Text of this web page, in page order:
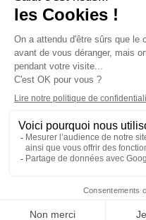
Boulevard
11000
POLITIQUE
POLITIQUE EN